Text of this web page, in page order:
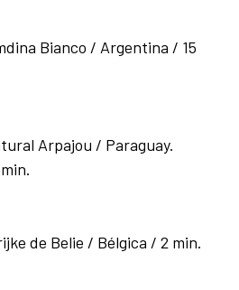
Bianco / Argentina / 15
Arpajou / Paraguay.
de Belie / Bélgica / 2 min.